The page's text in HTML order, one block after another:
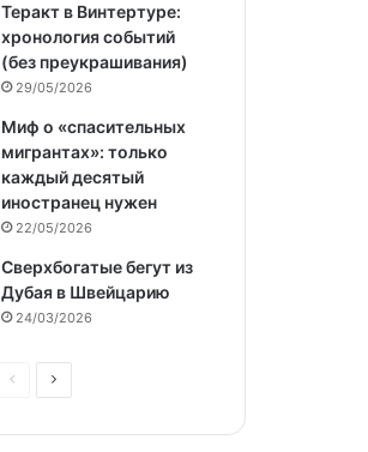
Теракт в Винтертуре:
хронология событий
(без преукрашивания)
29/05/2026
Миф о «спасительных
мигрантах»: только
каждый десятый
иностранец нужен
22/05/2026
Сверхбогатые бегут из
Дубая в Швейцарию
24/03/2026
Предыдущая
Следующая